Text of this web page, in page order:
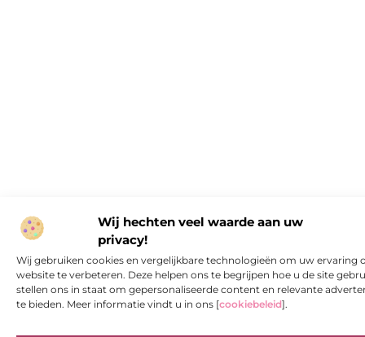
Wij hechten veel waarde aan uw
privacy!
Wij gebruiken cookies en vergelijkbare technologieën om uw ervaring
website te verbeteren. Deze helpen ons te begrijpen hoe u de site
stellen ons in staat om gepersonaliseerde content en relevante
te bieden. Meer informatie vindt u in ons [cookiebeleid].